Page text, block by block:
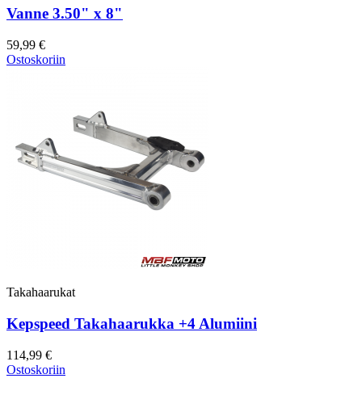
Vanne 3.50" x 8"
59,99 €
Ostoskoriin
Takahaarukat
Kepspeed Takahaarukka +4 Alumiini
114,99 €
Ostoskoriin